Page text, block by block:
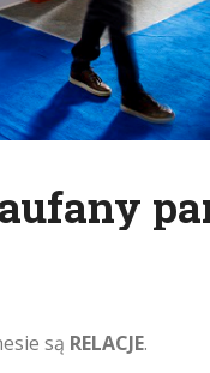
są RELACJE.